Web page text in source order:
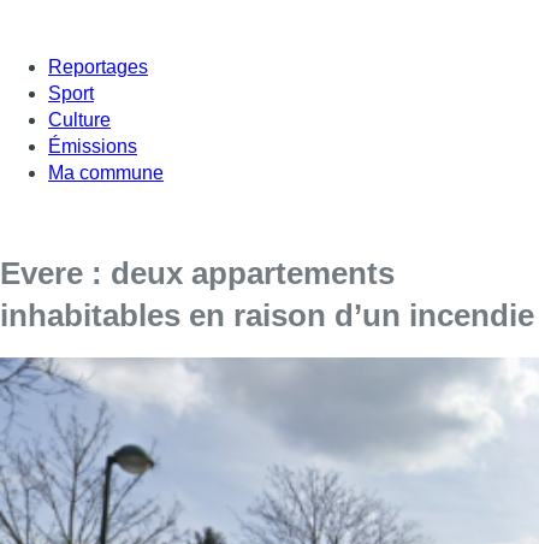
Reportages
Sport
Culture
Émissions
Ma commune
Evere : deux appartements
inhabitables en raison d’un incendie